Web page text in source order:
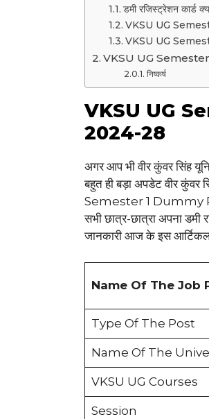
डमी रजिस्ट्रेशन कार्ड
VKSU UG
VKSU UG
VKSU UG
निष्कर्ष
VKSU UG
2024-28
अगर आप भी वीर कुंवर सिंह
बहुत ही बड़ा अपडेट वीर कुंवर
Semester 1 Dummy
सभी छात्र-छात्रा अपना
जानकारी आज के इस
Name Of The Job
Type Of The Post
Name Of The
VKSU UG Courses
Session